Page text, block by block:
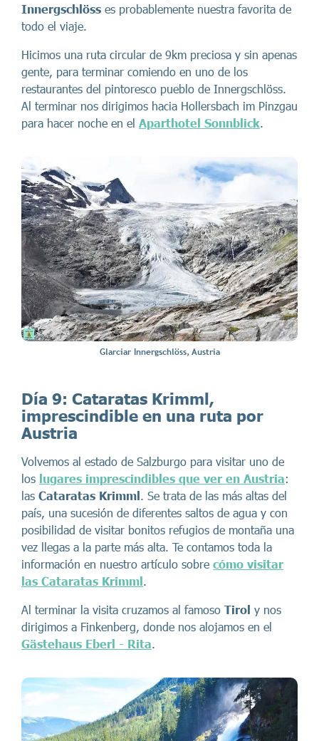
Innergschlöss es probablemente nuestra favorita de
todo el viaje.
Hicimos una ruta circular de 9km preciosa y sin apenas
gente, para terminar comiendo en uno de los
restaurantes del pintoresco pueblo de Innergschlöss.
Al terminar nos dirigimos hacia Hollersbach im Pinzgau
para hacer noche en el Aparthotel Sonnblick.
Glarciar Innergschlöss, Austria
Día 9: Cataratas Krimml,
imprescindible en una ruta por
Austria
Volvemos al estado de Salzburgo para visitar uno de
los lugares imprescindibles que ver en Austria:
las Cataratas Krimml . Se trata de las más altas del
país, una sucesión de diferentes saltos de agua y con
posibilidad de visitar bonitos refugios de montaña una
vez llegas a la parte más alta. Te contamos toda la
información en nuestro artículo sobre cómo visitar
las Cataratas Krimml .
Al terminar la visita cruzamos al famoso Tirol y nos
dirigimos a Finkenberg, donde nos alojamos en el
Gästehaus Eberl - Rita.